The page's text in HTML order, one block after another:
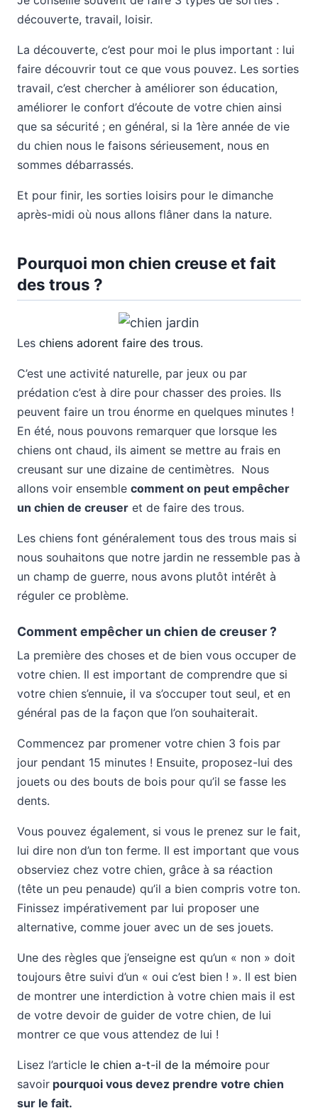
découverte, travail, loisir.
La découverte, c’est pour moi le plus important : lui
faire découvrir tout ce que vous pouvez. Les sorties
travail, c’est chercher à améliorer son éducation,
améliorer le confort d’écoute de votre chien ainsi
que sa sécurité ; en général, si la 1ère année de vie
du chien nous le faisons sérieusement, nous en
sommes débarrassés.
Et pour finir, les sorties loisirs pour le dimanche
après-midi où nous allons flâner dans la nature.
Pourquoi mon chien creuse et fait
des trous ?
Les chiens adorent faire des trous.
C’est une activité naturelle, par jeux ou par
prédation c’est à dire pour chasser des proies. Ils
peuvent faire un trou énorme en quelques minutes !
En été, nous pouvons remarquer que lorsque les
chiens ont chaud, ils aiment se mettre au frais en
creusant sur une dizaine de centimètres. Nous
allons voir ensemble comment on peut empêcher
un chien de creuser et de faire des trous.
Les chiens font généralement tous des trous mais si
nous souhaitons que notre jardin ne ressemble pas à
un champ de guerre, nous avons plutôt intérêt à
réguler ce problème.
Comment empêcher un chien de creuser ?
La première des choses et de bien vous occuper de
votre chien. Il est important de comprendre que si
votre chien s’ennuie, il va s’occuper tout seul, et en
général pas de la façon que l’on souhaiterait.
Commencez par promener votre chien 3 fois par
jour pendant 15 minutes ! Ensuite, proposez-lui des
jouets ou des bouts de bois pour qu’il se fasse les
dents.
Vous pouvez également, si vous le prenez sur le fait,
lui dire non d’un ton ferme. Il est important que vous
observiez chez votre chien, grâce à sa réaction
(tête un peu penaude) qu’il a bien compris votre ton.
Finissez impérativement par lui proposer une
alternative, comme jouer avec un de ses jouets.
Une des règles que j’enseigne est qu’un « non » doit
toujours être suivi d’un « oui c’est bien ! ». Il est bien
de montrer une interdiction à votre chien mais il est
de votre devoir de guider de votre chien, de lui
montrer ce que vous attendez de lui !
Lisez l’article le chien a-t-il de la mémoire pour
savoir pourquoi vous devez prendre votre chien
sur le fait.